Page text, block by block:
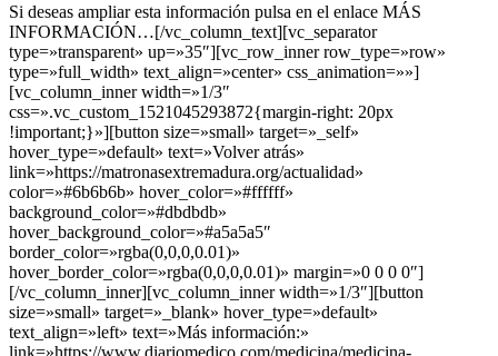
Si deseas ampliar esta información pulsa en el enlace MÁS
INFORMACIÓN…[/vc_column_text][vc_separator
type=»transparent» up=»35″][vc_row_inner row_type=»row»
type=»full_width» text_align=»center» css_animation=»»]
[vc_column_inner width=»1/3″
css=».vc_custom_1521045293872{margin-right: 20px
!important;}»][button size=»small» target=»_self»
hover_type=»default» text=»Volver atrás»
link=»https://matronasextremadura.org/actualidad»
color=»#6b6b6b» hover_color=»#ffffff»
background_color=»#dbdbdb»
hover_background_color=»#a5a5a5″
border_color=»rgba(0,0,0,0.01)»
hover_border_color=»rgba(0,0,0,0.01)» margin=»0 0 0 0″]
[/vc_column_inner][vc_column_inner width=»1/3″][button
size=»small» target=»_blank» hover_type=»default»
text_align=»left» text=»Más información:»
link=»https://www.diariomedico.com/medicina/medicina-